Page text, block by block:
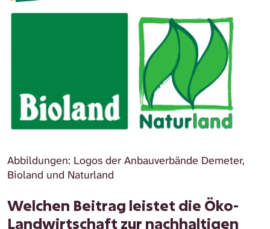
Abbildungen: Logos der Anbauverbände Demeter,
Bioland und Naturland
Welchen Beitrag leistet die Öko-
Landwirtschaft zur nachhaltigen